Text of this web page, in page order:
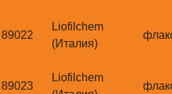
89022
Liofilchem
(Италия)
89023
Liofilchem